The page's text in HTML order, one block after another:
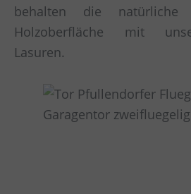
behalten die natürliche
Holzoberfläche mit
Lasuren.